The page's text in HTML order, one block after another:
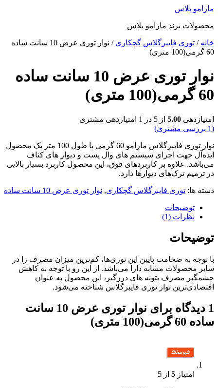
پرش
محتوا
مارامو پلاس
محصولات برند مارامو پلاس
خانه / توری فایبرگلاس گچکاری
/ نوار توری عرض 10 سانت ساده
60 گرمی(100 متری)
نوار توری عرض 10 سانت ساده
60 گرمی(100 متری)
امتیازدهی 5.00 از 5 در 1 امتیازدهی مشتری
(
1 بررسی مشتری)
نوار توری فایبرگلاس مارامو 60 گرمی با طول 100 متر یک محصول
ایده‌آل جهت اجرای سیستم های وال پست و دیوار های کناف
می‌باشد. علاوه بر کاربردهای فوق، این محصول کاربرد بسیار بالایی
در ترمیم ترک‌های دیوارها دارد.
دسته ها: توری فایبرگلاس گچکاری, نوار توری عرض 10 سانت ساده
توضیحات
نظرات (1)
توضیحات
با توجه به ضخامت پایین این توری‌ها، کم‌ترین میزان مصرف را در
سایر محصولات مشابه دارا می‌باشد. از این رو با توجه به کاهش
چشمگیر مصرف بتونه های درزگیر، این محصول به عنوان
اقتصادی‌ترین نوار توری فایبرگلاس شناخته می‌شود.
1 دیدگاه برای
نوار توری عرض 10 سانت
ساده 60 گرمی(100 متری)
امتیاز 5 از 5